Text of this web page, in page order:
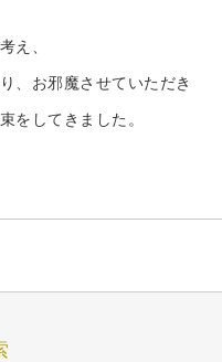
え、
、お邪魔させていただき
をしてきました。